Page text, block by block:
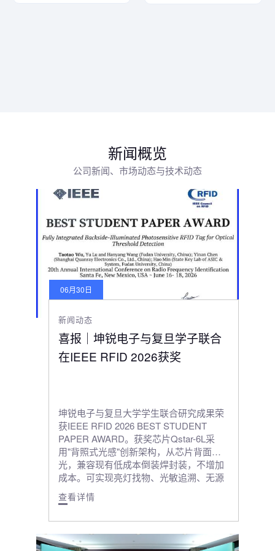
新闻概览
公司新闻、市场动态与技术动态
06月30日
新闻动态
喜报｜坤锐电子与复旦学子联合
在IEEE RFID 2026获奖
坤锐电子与复旦大学学生联合研究成果荣
获IEEE RFID 2026 BEST STUDENT
PAPER AWARD。获奖芯片Qstar-6L采
用"背照式光感"创新架构，从芯片背面进
光，兼容现有低成本倒装焊封装，不增加
成本。可实现亮灯找物、光敏追溯、无源
传感监测（湿度、螺栓松动）等应用。
查看详情